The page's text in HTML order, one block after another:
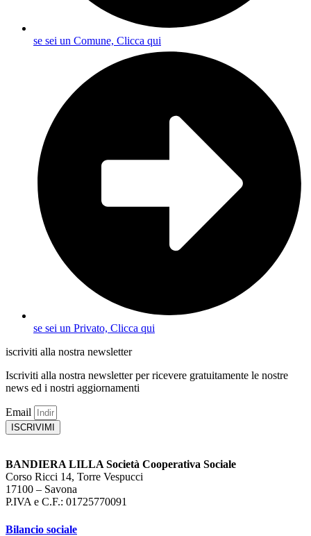
se sei un Comune, Clicca qui
se sei un Privato, Clicca qui
iscriviti alla nostra newsletter
Iscriviti alla nostra newsletter per ricevere gratuitamente le nostre
news ed i nostri aggiornamenti
Email
ISCRIVIMI
BANDIERA LILLA Società Cooperativa Sociale
Corso Ricci 14, Torre Vespucci
17100 – Savona
P.IVA e C.F.: 01725770091
Bilancio sociale